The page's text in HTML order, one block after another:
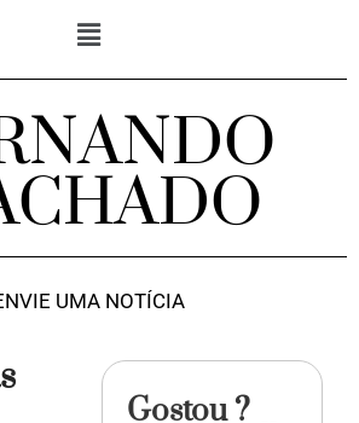
UMA NOTÍCIA
Gostou ?